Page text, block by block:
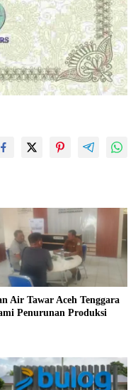
Air Tawar Aceh Tenggara
Penurunan Produksi